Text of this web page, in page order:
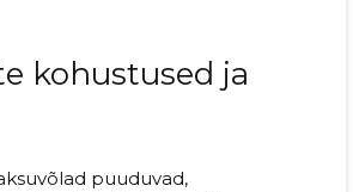
kohustused ja
puuduvad,